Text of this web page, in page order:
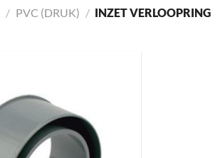
/ PVC (DRUK) / INZET VERLOOPRING